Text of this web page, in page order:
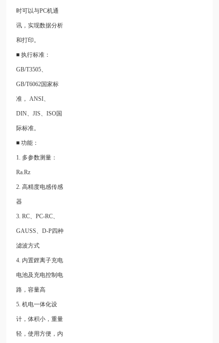
时可以与PC机通
讯，实现数据分析
和打印。
■ 执行标准：
GB/T3505、
GB/T6062国家标
准， ANSI、
DIN、JIS、ISO国
际标准。
■ 功能：
1. 多参数测量：
Ra.Rz
2. 高精度电感传感
器
3. RC、PC-RC、
GAUSS、D-P四种
滤波方式
4. 内置鋰离子充电
电池及充电控制电
路，容量高
5. 机电一体化设
计，体积小，重量
轻，使用方便，内